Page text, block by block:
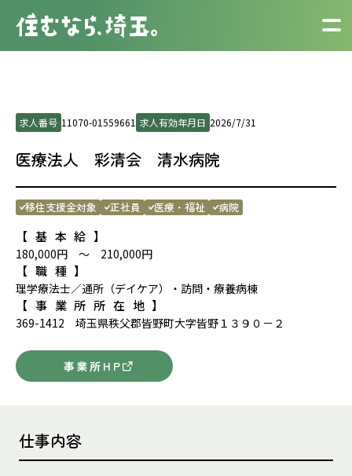
求人番号 11070-01559661 求人有効年月日 2026/7/31
医療法人 彩清会 清水病院
移住支援金対象 正社員 医療・福祉 病院
【基本給】
180,000円 ～ 210,000円
【職種】
理学療法士／通所（デイケア）・訪問・療養病棟
【事業所所在地】
369-1412 埼玉県秩父郡皆野町大字皆野１３９０－２
事業所HP
仕事内容